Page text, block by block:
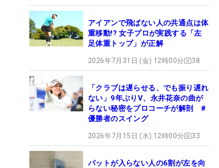
アイアンで飛ばない人の共通点は体
重移動!? 女子プロが実践する「左
足体重トップ」が正解
2026年7月31日 (金) 12時00分 38
「クラブは遅らせる、でも振り遅れ
ない」9年ぶりV、永井花奈の曲が
らない秘密をプロコーチが解剖 #
優勝者のスイング
2026年7月15日 (水) 12時00分 33
パットが入らない人の6割が左を向